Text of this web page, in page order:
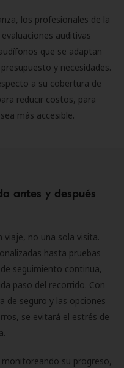
los profesionales de la
auditivas
que se adaptan
y necesidades.
a su cobertura de
reducir costos, para
más accesible.
antes y después
viaje, no una sola visita.
hasta pruebas
seguimiento continua,
paso del recorrido. Con
de seguro y las opciones
se evitará el estrés de
su progreso,